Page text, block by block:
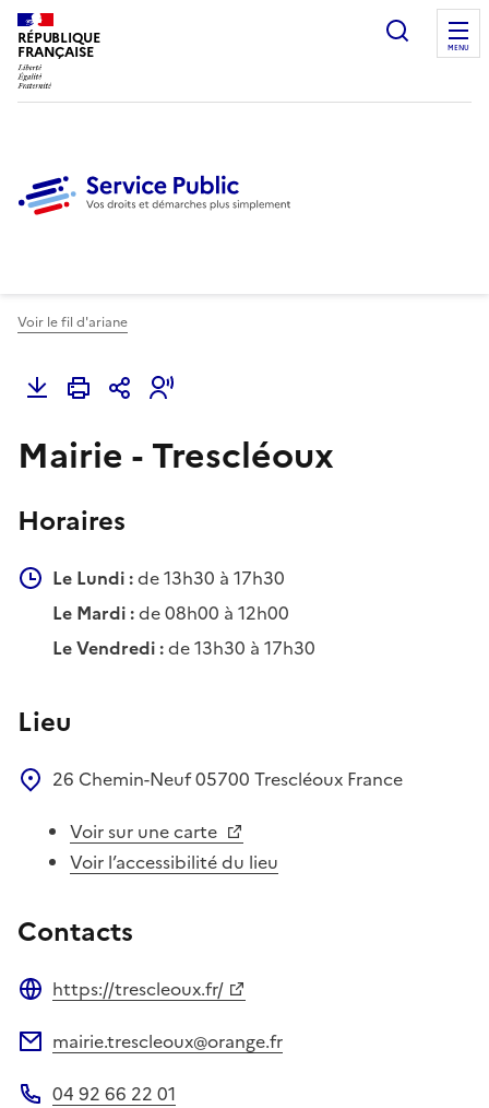
RÉPUBLIQUE
FRANÇAISE
Ouvrir
MENU
Voir le fil d'ariane
Mairie - Trescléoux
Horaires
Le Lundi :de 13h30 à 17h30
Le Mardi :de 08h00 à 12h00
Le Vendredi :de 13h30 à 17h30
Lieu
26 Chemin-Neuf05700 Trescléoux France
Voir sur une carte
Voir l’accessibilité du lieu
Contacts
https://trescleoux.fr/
mairie.trescleoux@orange.fr
04 92 66 22 01